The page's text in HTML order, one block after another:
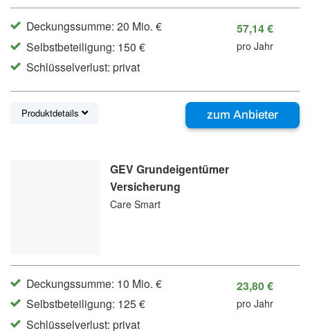
Deckungssumme: 20 Mio. €
Selbstbeteiligung: 150 €
Schlüsselverlust: privat
57,14 €
pro Jahr
zum Anbieter
Produktdetails
GEV Grundeigentümer
Versicherung
Care Smart
Deckungssumme: 10 Mio. €
Selbstbeteiligung: 125 €
Schlüsselverlust: privat
23,80 €
pro Jahr